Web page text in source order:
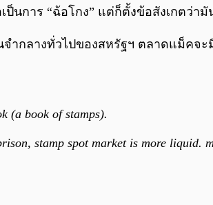
นการ “ฉ้อโกง” แต่ก็ตั้งข้อสังเกตว่
ำกลางทั่วไปของสหรัฐฯ ตลาดแม็คจ
(a book of stamps).
stamp spot market is more liquid.